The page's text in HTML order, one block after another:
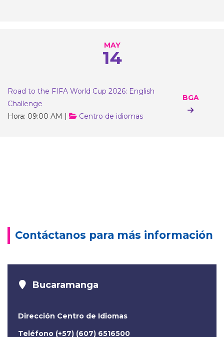
MAY
14
Road to the FIFA World Cup 2026: English
Challenge
Hora: 09:00 AM |
Centro de idiomas
BGA
Contáctanos para más información
Bucaramanga
Dirección Centro de Idiomas
Teléfono (+57) (607) 6516500